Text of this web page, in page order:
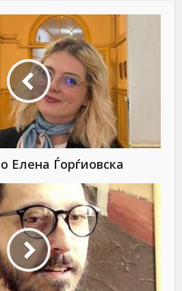
Елена Ѓорѓиовска